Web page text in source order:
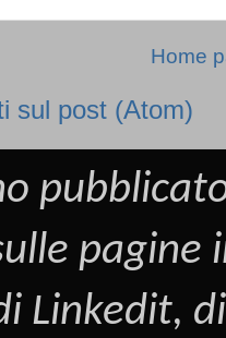
Home
sul post (Atom)
pagine
Linkedit,